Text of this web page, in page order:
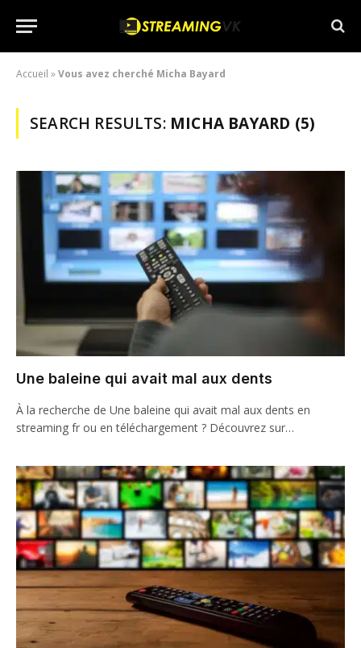
Accueil »Vous avez cherché Micha Bayard
SEARCH RESULTS: MICHA BAYARD (5)
Une baleine qui avait mal aux dents
À la recherche de Une baleine qui avait mal aux dents en
streaming fr ou en téléchargement ? Découvrez sur…